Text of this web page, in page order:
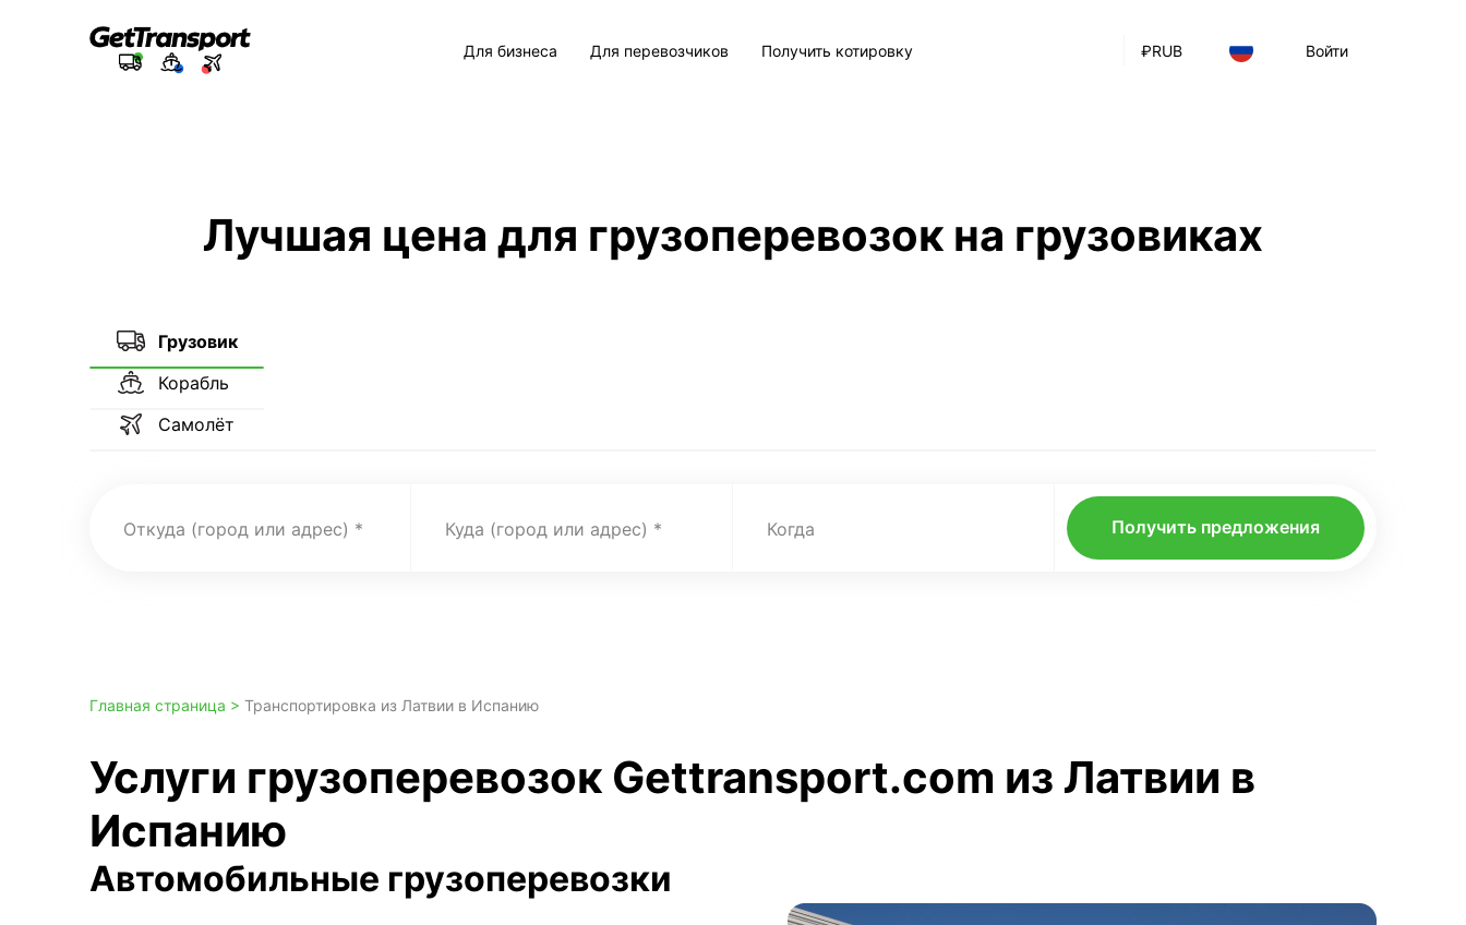
₽RUB Войти
Для бизнеса Для перевозчиков Получить котировку
Лучшая цена для грузоперевозок на грузовиках
Грузовик
Корабль
Самолёт
Откуда (город или адрес) Куда (город или адрес) Когда Получить предложения
Главная страница > Транспортировка из Латвии в Испанию
Услуги грузоперевозок Gettransport.com из Латвии в
Испанию
Автомобильные грузоперевозки